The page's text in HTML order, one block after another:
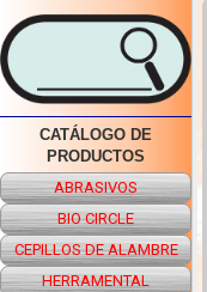
CATÁLOGO DE
PRODUCTOS
ABRASIVOS
BIO CIRCLE
CEPILLOS DE ALAMBRE
HERRAMENTAL